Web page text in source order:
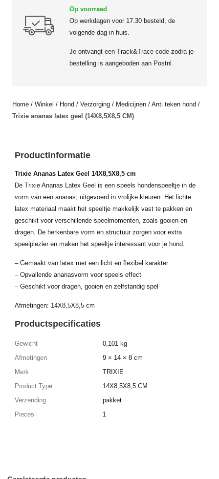
Op voorraad
Op werkdagen voor 17.30 besteld, de
volgende dag in huis.
Je ontvangt een Track&Trace code zodra je
bestelling is aangeboden aan Postnl.
Home / Winkel / Hond / Verzorging / Medicijnen / Anti teken hond /
Trixie ananas latex geel (14X8,5X8,5 CM)
Productinformatie
Trixie Ananas Latex Geel 14X8,5X8,5 cm
De Trixie Ananas Latex Geel is een speels hondenspeeltje in de
vorm van een ananas, uitgevoerd in vrolijke kleuren. Het lichte
latex materiaal maakt het speeltje makkelijk vast te pakken en
geschikt voor verschillende speelmomenten, zoals gooien en
dragen. De herkenbare vorm en structuur zorgen voor extra
speelplezier en maken het speeltje interessant voor je hond.
– Gemaakt van latex met een licht en flexibel karakter
– Opvallende ananasvorm voor speels effect
– Geschikt voor dragen, gooien en zelfstandig spel
Afmetingen: 14X8,5X8,5 cm
Productspecificaties
Gewicht
0,101 kg
Afmetingen
9 × 14 × 8 cm
Merk
TRIXIE
Product Type
14X8,5X8,5 CM
Verzending
pakket
Pieces
1